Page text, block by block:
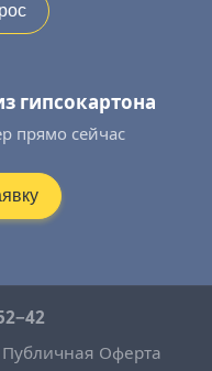
гипсокартона
прямо сейчас
Публичная Оферта